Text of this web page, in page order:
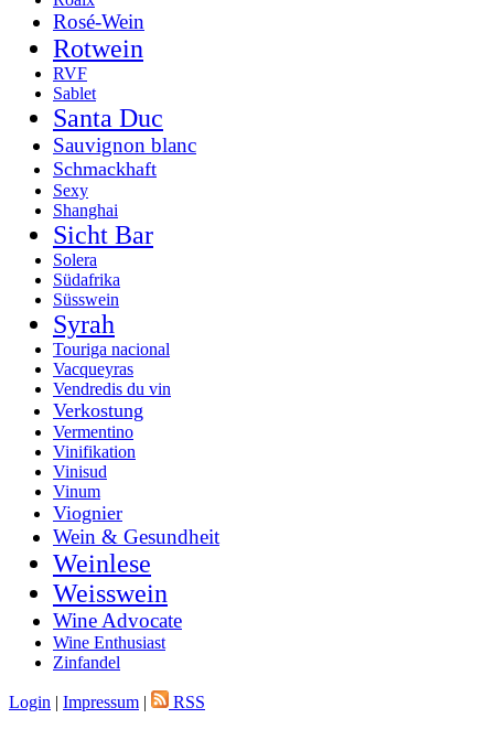
Rosé-Wein
Rotwein
RVF
Sablet
Santa Duc
Sauvignon blanc
Schmackhaft
Sexy
Shanghai
Sicht Bar
Solera
Südafrika
Süsswein
Syrah
Touriga nacional
Vacqueyras
Vendredis du vin
Verkostung
Vermentino
Vinifikation
Vinisud
Vinum
Viognier
Wein & Gesundheit
Weinlese
Weisswein
Wine Advocate
Wine Enthusiast
Zinfandel
Login | Impressum | RSS